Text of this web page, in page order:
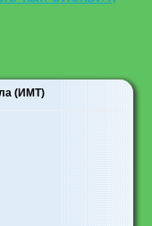
(ИМТ)